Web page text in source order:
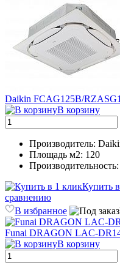
Daikin FCAG125B/
В корзину
Производитель:
Площадь м2: 120
Производительность:
Купить
сравнению
В избранное
Funai DRAGON LAC-
В корзину